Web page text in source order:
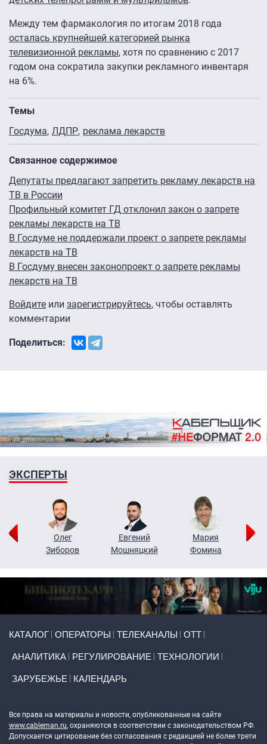
Между тем фармакология по итогам 2018 года
осталась крупнейшей категорией рынка
телевизионной рекламы, хотя по сравнению с 2017
годом она сократила закупки рекламного инвентаря
на 6%.
Темы
Госдума ЛДПР реклама лекарств
Связанное содержимое
Депутаты предлагают запретить рекламу лекарств на
ТВ в России
Профильный комитет ГД отклонил закон о запрете
рекламы лекарств на ТВ
В Госдуме не поддержали проект о запрете рекламы
лекарств на ТВ
В Госдуму внесен законопроект о запрете рекламы
лекарств на ТВ
Войдите или зарегистрируйтесь, чтобы оставлять
комментарии
Поделиться:
ЭКСПЕРТЫ
Олег
Зиборов
Евгений
Мошняцкий
Мария
Фомина
КАТАЛОГ ОПЕРАТОРЫ ТЕЛЕКАНАЛЫ ОТТ
АНАЛИТИКА РЕГУЛИРОВАНИЕ ТЕХНОЛОГИИ
ЗАРУБЕЖЬЕ КАЛЕНДАРЬ
Все права на материалы и новости, опубликованные на сайте
www.cableman.ru, охраняются в соответствии с законодательством РФ.
Допускается цитирование без согласования с редакцией не более трети